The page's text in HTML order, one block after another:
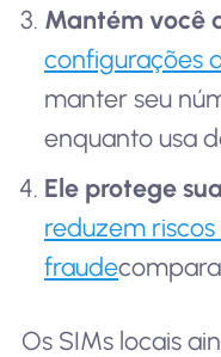
Mantém você
configurações
manter seu
enquanto usa
Ele protege
reduzem
fraude
Os SIMs locais